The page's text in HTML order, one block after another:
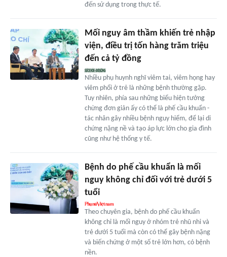
đến sử dụng trong thực tế.
Mối nguy âm thầm khiến trẻ nhập
viện, điều trị tốn hàng trăm triệu
đến cả tỷ đồng
Nhiều phụ huynh nghĩ viêm tai, viêm họng hay
viêm phổi ở trẻ là những bệnh thường gặp.
Tuy nhiên, phía sau những biểu hiện tưởng
chừng đơn giản ấy có thể là phế cầu khuẩn -
tác nhân gây nhiều bệnh nguy hiểm, để lại di
chứng nặng nề và tạo áp lực lớn cho gia đình
cũng như hệ thống y tế.
Bệnh do phế cầu khuẩn là mối
nguy không chỉ đối với trẻ dưới 5
tuổi
Theo chuyên gia, bệnh do phế cầu khuẩn
không chỉ là mối nguy ở nhóm trẻ nhũ nhi và
trẻ dưới 5 tuổi mà còn có thể gây bệnh nặng
và biến chứng ở một số trẻ lớn hơn, có bệnh
nền.